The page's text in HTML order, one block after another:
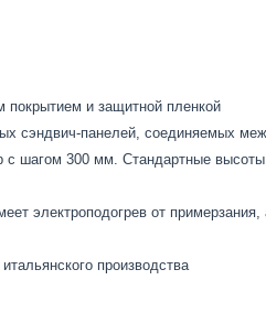
покрытием и защитной пленкой
сэндвич-панелей, соединяемых
с шагом 300 мм. Стандартные
электроподогрев от
производства